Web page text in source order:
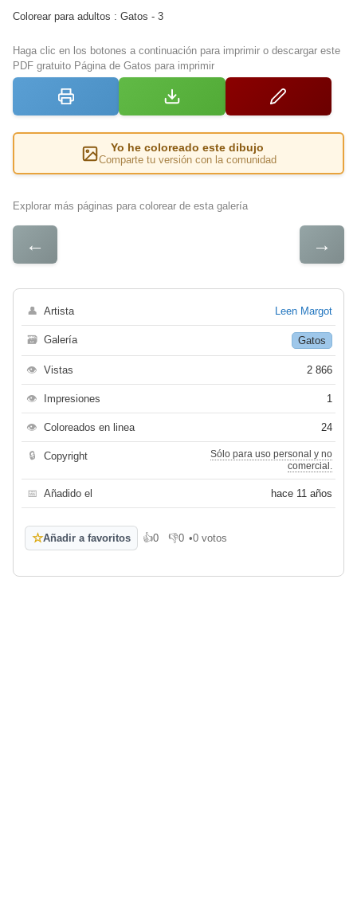
Colorear para adultos : Gatos - 3
Haga clic en los botones a continuación para imprimir o descargar este
PDF gratuito Página de Gatos para imprimir
Yo he coloreado este dibujo
Comparte tu versión con la comunidad
Explorar más páginas para colorear de esta galería
← →
👤 Artista Leen Margot
🗃 Galería Gatos
👁 Vistas 2 866
👁 Impresiones 1
👁 Coloreados en linea 24
🔒 Copyright
Sólo para uso personal y no
comercial.
📅 Añadido el hace 11 años
☆Añadir a favoritos 👍0
Me gusta
👎0
No me gusta
•0 votos